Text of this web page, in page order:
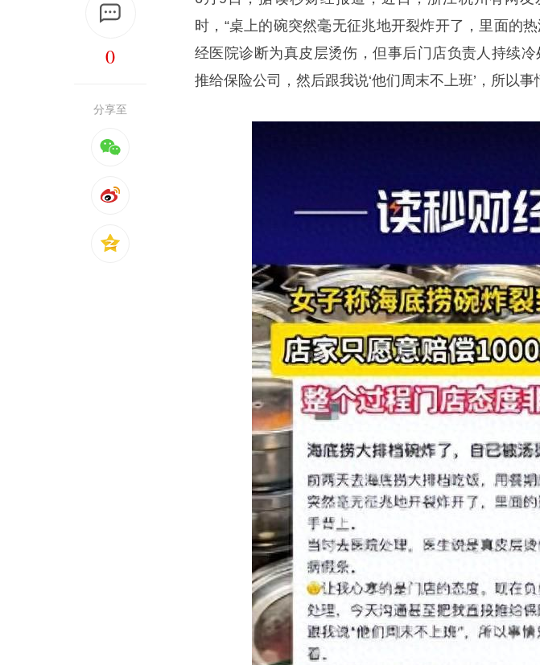
0
分享至
时，“桌上的碗突然毫无征兆地开裂炸开了，里面的
经医院诊断为真皮层烫伤，但事后门店负责人持续
推给保险公司，然后跟我说‘他们周末不上班’，所以事